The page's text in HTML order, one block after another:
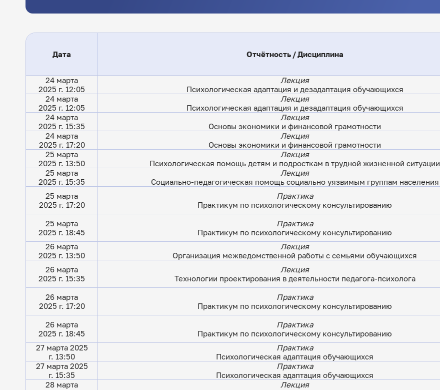
Дата Отчётность / Дисциплина
24 марта
2025 г. 12:05
Лекция
Психологическая адаптация и дезадаптация обучающихся
24 марта
2025 г. 12:05
Лекция
Психологическая адаптация и дезадаптация обучающихся
24 марта
2025 г. 15:35
Лекция
Основы экономики и финансовой грамотности
24 марта
2025 г. 17:20
Лекция
Основы экономики и финансовой грамотности
25 марта
2025 г. 13:50
Лекция
Психологическая помощь детям и подросткам в трудной жизненной ситуации
25 марта
2025 г. 15:35
Лекция
Социально-педагогическая помощь социально уязвимым группам населения
25 марта
2025 г. 17:20
Практика
Практикум по психологическому консультированию
25 марта
2025 г. 18:45
Практика
Практикум по психологическому консультированию
26 марта
2025 г. 13:50
Лекция
Организация межведомственной работы с семьями обучающихся
26 марта
2025 г. 15:35
Лекция
Технологии проектирования в деятельности педагога-психолога
26 марта
2025 г. 17:20
Практика
Практикум по психологическому консультированию
26 марта
2025 г. 18:45
Практика
Практикум по психологическому консультированию
27 марта 2025
г. 13:50
Практика
Психологическая адаптация обучающихся
27 марта 2025
г. 15:35
Практика
Психологическая адаптация обучающихся
28 марта
Лекция